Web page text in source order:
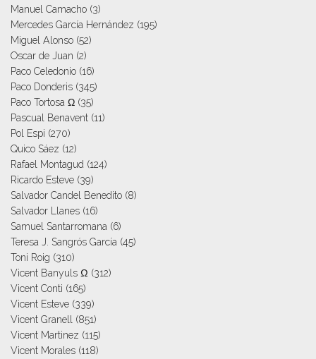
Manuel Camacho (3)
Mercedes García Hernández (195)
Miguel Alonso (52)
Oscar de Juan (2)
Paco Celedonio (16)
Paco Donderis (345)
Paco Tortosa Ω (35)
Pascual Benavent (11)
Pol Espi (270)
Quico Sáez (12)
Rafael Montagud (124)
Ricardo Esteve (39)
Salvador Candel Benedito (8)
Salvador Llanes (16)
Samuel Santarromana (6)
Teresa J. Sangrós García (45)
Toni Roig (310)
Vicent Banyuls Ω (312)
Vicent Conti (165)
Vicent Esteve (339)
Vicent Granell
(851)
Vicent Martinez (115)
Vicent Morales (118)